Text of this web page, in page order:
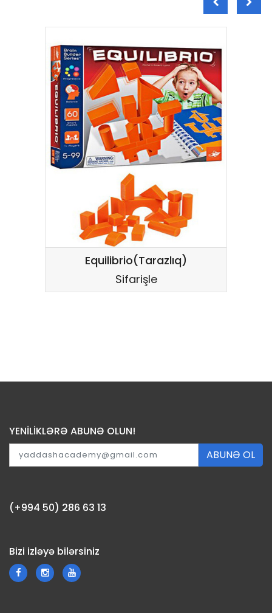
Equilibrio(Tarazlıq)
Sifarişle
YENİLİKLƏRƏ ABUNƏ OLUN!
ABUNƏ OL
(+994 50) 286 63 13
Bizi izləyə bilərsiniz